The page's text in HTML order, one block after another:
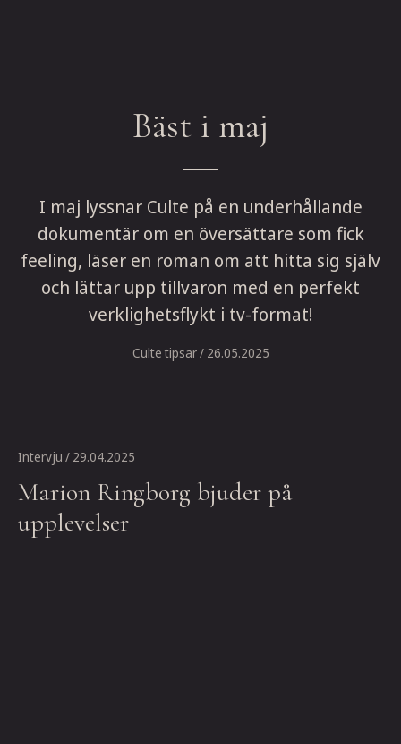
Bäst i maj
I maj lyssnar Culte på en underhållande
dokumentär om en översättare som fick
feeling, läser en roman om att hitta sig själv
och lättar upp tillvaron med en perfekt
verklighetsflykt i tv-format!
Culte tipsar/ 26.05.2025
Intervju / 29.04.2025
Marion Ringborg bjuder på
upplevelser